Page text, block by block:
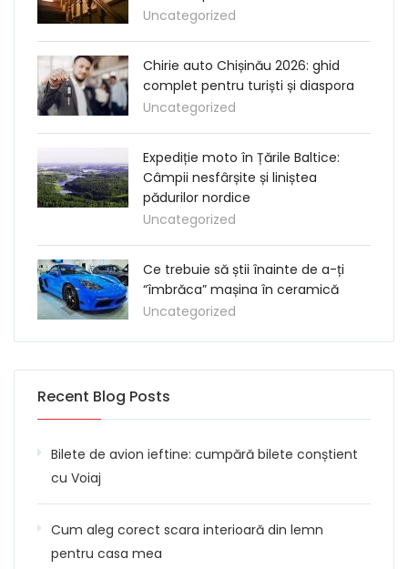
Uncategorized
Chirie auto Chișinău 2026: ghid
complet pentru turiști și diaspora
Uncategorized
Expediție moto în Țările Baltice:
Câmpii nesfârșite și liniștea
pădurilor nordice
Uncategorized
Ce trebuie să știi înainte de a-ți
“îmbrăca” mașina în ceramică
Uncategorized
Recent Blog Posts
Bilete de avion ieftine: cumpără bilete conștient
cu Voiaj
Cum aleg corect scara interioară din lemn
pentru casa mea